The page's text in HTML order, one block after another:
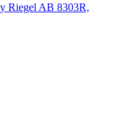
Riegel AB 8303R,